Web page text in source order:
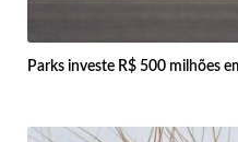
Parks investe R$ 500 milhões